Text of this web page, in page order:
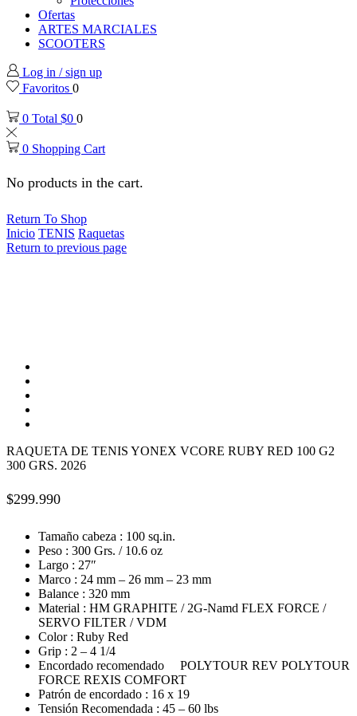
Ofertas
ARTES MARCIALES
SCOOTERS
Log in / sign up
Favoritos 0
0 Total $0 0
0 Shopping Cart
No products in the cart.
Return To Shop
Inicio TENIS Raquetas
Return to previous page
RAQUETA DE TENIS YONEX VCORE RUBY RED 100 G2
300 GRS. 2026
$299.990
Tamaño cabeza : 100 sq.in.​
Peso : 300 Grs. / 10.6 oz
Largo : 27″
Marco : 24 mm – 26 mm – 23 mm
Balance : 320 mm
Material : HM GRAPHITE / 2G-Namd FLEX FORCE /
SERVO FILTER / VDM
Color : Ruby Red
Grip : 2 – 4 1/4
Encordado recomendado POLYTOUR REV POLYTOUR
FORCE REXIS COMFORT
Patrón de encordado : 16 x 19
Tensión Recomendada : 45 – 60 lbs